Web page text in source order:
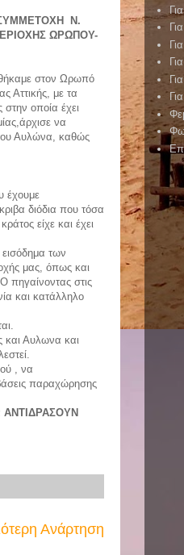
Ν.
ΩΡΩΠΟΥ-
στον Ωρωπό
Αττικής, με τα
οποία έχει
να
Αυλώνα, καθώς
έχουμε
διόδια που τόσα
είχε και έχει
των
μας, όπως και
πηγαίνοντας στις
και κατάλληλο
Αυλωνα και
, να
παραχώρησης
ΑΝΤΙΔΡΑΣΟΥΝ
Ανάρτηση